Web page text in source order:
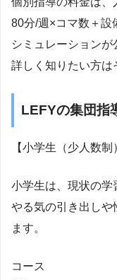
80分/週×コマ数＋設
シミュレーションが
詳しく知りたい方は
LEFYの集団指
【小学生（少人数制
小学生は、現状の学
やる気の引き出しや
ます。
コース